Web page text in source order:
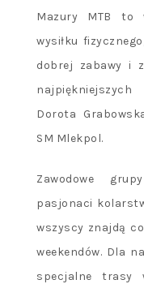
Mazury MTB to
wysiłku
dobrej zabawy i
Dorota
SM Mlekpol.
Zawodowe
pasjonaci
wszyscy znajdą
weekendów. Dla
specjalne trasy